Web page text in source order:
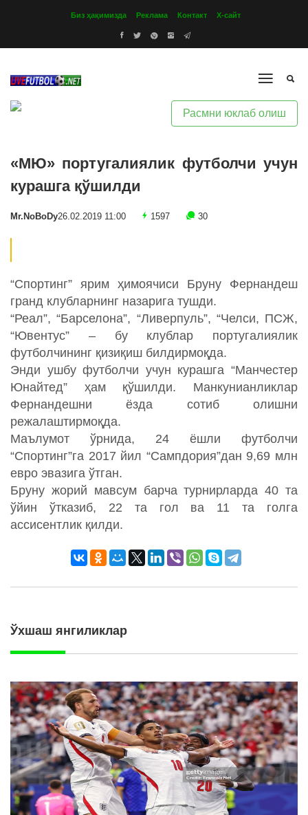
Биз ҳақимизда Реклама Контакт Х-сайт
Расмни юклаб олиш
«МЮ» португалиялик футболчи учун
курашга қўшилди
Mr.NoBoDy26.02.2019 11:00 1597 30
“Спортинг” ярим ҳимоячиси Бруну Фернандеш
гранд клубларнинг назарига тушди.
“Реал”, “Барселона”, “Ливерпуль”, “Челси, ПСЖ,
“Ювентус” – бу клублар португалиялик
футболчининг қизиқиш билдирмоқда.
Энди ушбу футболчи учун курашга “Манчестер
Юнайтед” ҳам қўшилди. Манкунианликлар
Фернандешни ёзда сотиб олишни
режалаштирмоқда.
Маълумот ўрнида, 24 ёшли футболчи
“Спортинг”га 2017 йил “Сампдория”дан 9,69 млн
евро эвазига ўтган.
Бруну жорий мавсум барча турнирларда 40 та
ўйин ўтказиб, 22 та гол ва 11 та голга
ассисентлик қилди.
Ўхшаш янгиликлар